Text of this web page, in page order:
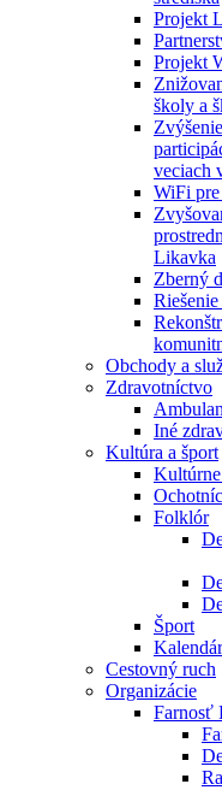
Projekt
Projekt
školy a
veciach
WiFi
Likavka
Zberný
Obchody a
Zdravotníctvo
Iné
Kultúra a šport
Folklór
Šport
Cestovný ruch
Organizácie
Farnosť